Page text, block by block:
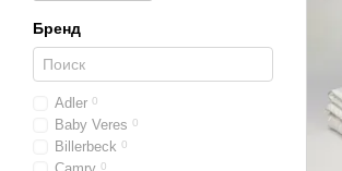
Бренд
Adler 0
Baby Veres 0
Billerbeck 0
0